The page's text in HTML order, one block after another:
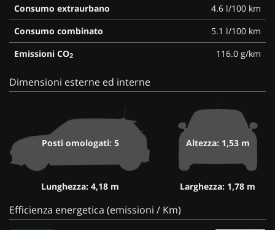
Consumo extraurbano
4.6 l/100 km
Consumo combinato
5.1 l/100 km
Emissioni CO2 116.0 g/km
Dimensioni esterne ed interne
Posti omologati: 5
Lunghezza: 4,18 m
Altezza: 1,53 m
Larghezza: 1,78 m
Efficienza energetica (emissioni / Km)